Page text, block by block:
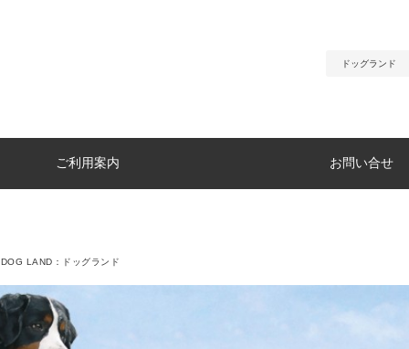
ドッグランド
ご利用案内 お問い合せ
DOG LAND：ドッグランド